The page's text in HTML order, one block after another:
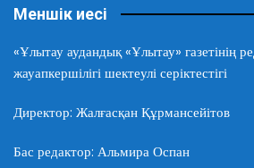
Меншік иесі
«Ұлытау аудандық «Ұлытау» газетінің
жауапкершілігі шектеулі серіктестігі
Директор: Жалғасқан Құрмансейітов
Бас редактор: Альмира Оспан